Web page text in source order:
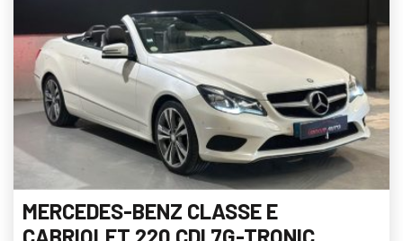
MERCEDES-BENZ CLASSE E